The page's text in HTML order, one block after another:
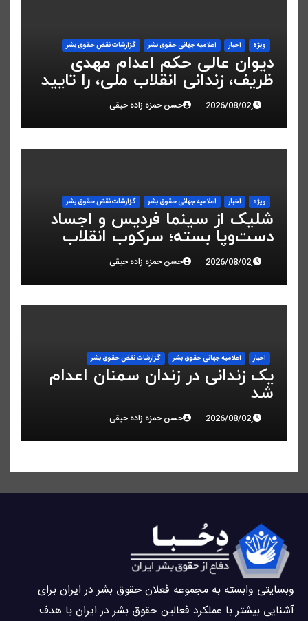
ویژه اخبار اعلاميه جهانی حقوق بشر گزارشات نقض حقوق بشر
دیوان عالی حکم اعدام مهدی
ظریف، زندانی انقلاب ملی، را تایید
کرد حسن حمزه زاده حیقی
ویژه اخبار اعلاميه جهانی حقوق بشر گزارشات نقض حقوق بشر
شلیک از سینما فردیس و اجساد
دست‌وپا بسته؛ سرکوب انقلاب
ملی در البرز حسن حمزه زاده حیقی
اخبار اعلاميه جهانی حقوق بشر گزارشات نقض حقوق بشر
یک زندانی در زندان سمنان اعدام
شد
حسن حمزه زاده حیقی
وبسايتى وابسته به مجموعه فعلان حقوق بشر در ایران برای
آشنایی بيشتر با عملکرد فعالین حقوق بشر در ایران با هدف